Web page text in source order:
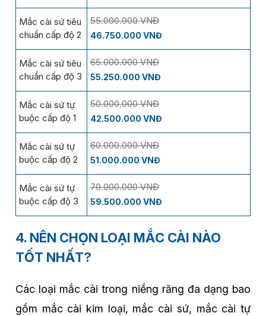
Mắc cài sứ tiêu
chuẩn cấp độ 2
55.000.000 VNĐ
46.750.000 VNĐ
Mắc cài sứ tiêu
chuẩn cấp độ 3
65.000.000 VNĐ
55.250.000 VNĐ
Mắc cài sứ tự
buộc cấp độ 1
50.000.000 VNĐ
42.500.000 VNĐ
Mắc cài sứ tự
buộc cấp độ 2
60.000.000 VNĐ
51.000.000 VNĐ
Mắc cài sứ tự
buộc cấp độ 3
70.000.000 VNĐ
59.500.000 VNĐ
4. NÊN CHỌN LOẠI MẮC CÀI NÀO
TỐT NHẤT?
Các loại mắc cài trong niềng răng đa dạng bao
gồm mắc cài kim loại, mắc cài sứ, mắc cài tự